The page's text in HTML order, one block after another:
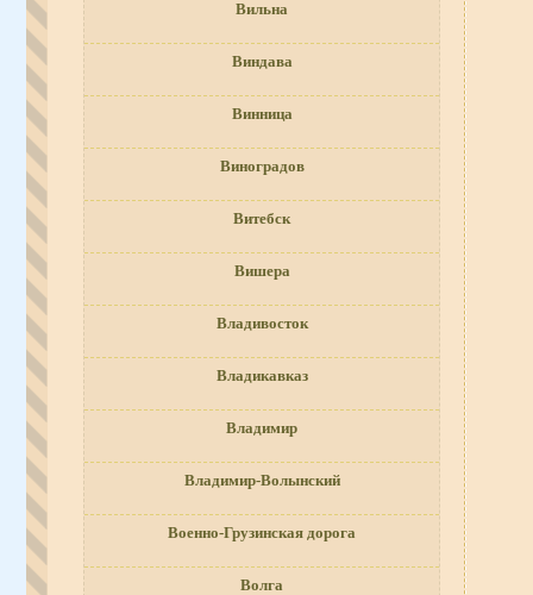
Вильна
Виндава
Винница
Виноградов
Витебск
Вишера
Владивосток
Владикавказ
Владимир
Владимир-Волынский
Военно-Грузинская дорога
Волга